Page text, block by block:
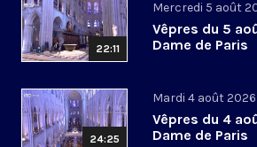
22:11
Mercredi 5 août
Vêpres du 5
Dame de Paris
24:25
Mardi 4 août 2026
Vêpres du 4
Dame de Paris